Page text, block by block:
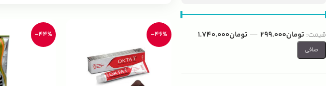
صافی
قيمت: تومان299.000 — تومان1.740.000 -46%
-44%